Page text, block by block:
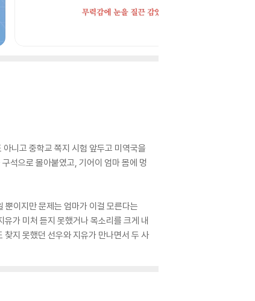
니고 중학교 쪽지 시험 앞두고 미역국을
석으로 몰아붙였고, 기어이 엄마 몸에 멍
뿐이지만 문제는 엄마가 이걸 모른다는
가 미처 듣지 못했거나 목소리를 크게 내
지 못했던 선우와 지유가 만나면서 두 사